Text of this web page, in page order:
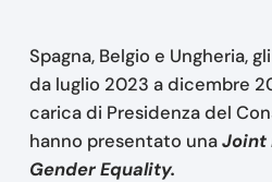
Spagna, Belgio e Ungheria,
da luglio 2023 a dicembre
carica di Presidenza del
hanno presentato unaJoint
Gender Equality.